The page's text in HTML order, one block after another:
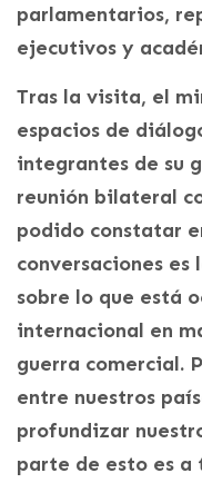
parlamentarios,
ejecutivos y
Tras la visita, el
espacios de
integrantes de su
reunión bilateral
podido constatar
conversaciones
sobre lo que está
internacional en
guerra comercial.
entre nuestros
profundizar
parte de esto es a